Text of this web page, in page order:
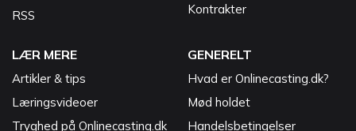
RSS
Kontrakter
LÆR MERE
Artikler & tips
Læringsvideoer
Tryghed på Onlinecasting.dk
GENERELT
Hvad er Onlinecasting.dk?
Mød holdet
Handelsbetingelser